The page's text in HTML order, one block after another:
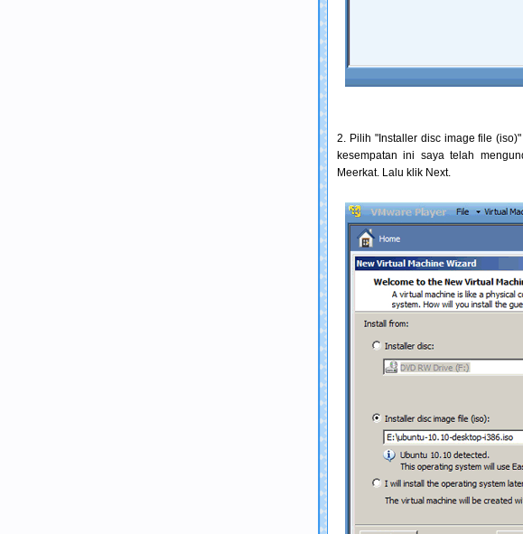
2. Pilih "Installer disc image file
kesempatan ini saya telah
Meerkat. Lalu klik Next.